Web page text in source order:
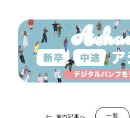
前の記事へ 一覧